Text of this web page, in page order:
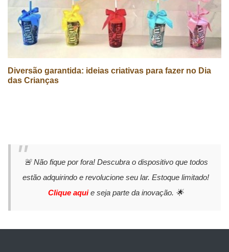
Diversão garantida: ideias criativas para fazer no Dia
das Crianças
🚨 Não fique por fora! Descubra o dispositivo que todos
estão adquirindo e revolucione seu lar. Estoque limitado!
Clique aquie seja parte da inovação. 🌟